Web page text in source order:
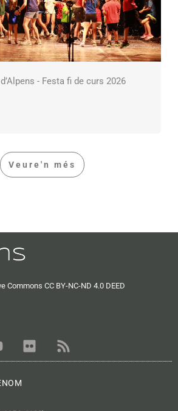
- Festa fi de curs 2026
Veure'n més
Commons CC BY-NC-ND 4.0 DEED
F
l
R
s